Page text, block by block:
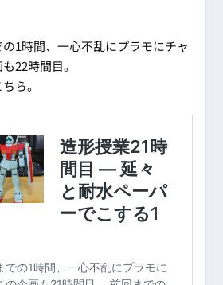
1時間、一心不乱にプラモにチャ
22時間目。
ら。